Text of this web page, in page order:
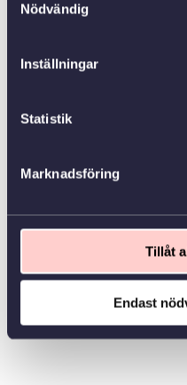
Nödvändig
Inställningar
Statistik
Marknadsföring
Tillåt
Endast